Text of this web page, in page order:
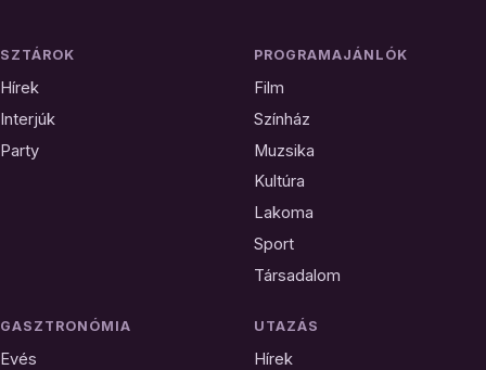
SZTÁROK
Hírek
Interjúk
Party
PROGRAMAJÁNLÓK
Film
Színház
Muzsika
Kultúra
Lakoma
Sport
Társadalom
GASZTRONÓMIA
Evés
UTAZÁS
Hírek